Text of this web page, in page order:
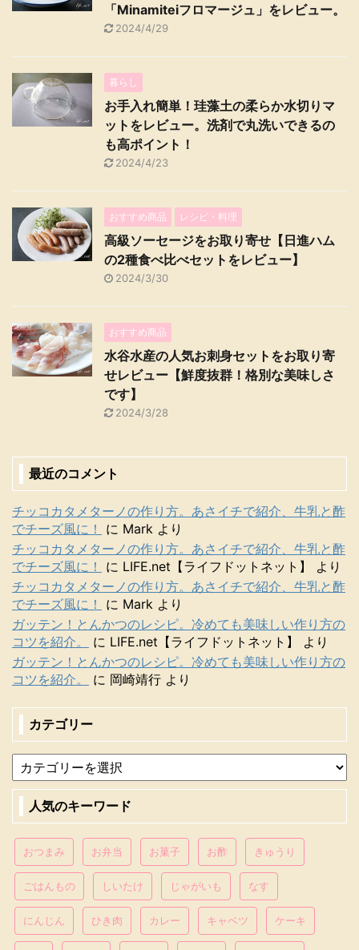
「Minamiteiフロマージュ」をレビュー。
2024/4/29
暮らし
お手入れ簡単！珪藻土の柔らか水切りマ
ットをレビュー。洗剤で丸洗いできるの
も高ポイント！
2024/4/23
おすすめ商品 レシピ・料理
高級ソーセージをお取り寄せ【日進ハム
の2種食べ比べセットをレビュー】
2024/3/30
おすすめ商品
水谷水産の人気お刺身セットをお取り寄
せレビュー【鮮度抜群！格別な美味しさ
です】
2024/3/28
最近のコメント
チッコカタメターノの作り方。あさイチで紹介、牛乳と酢
でチーズ風に！
に Mark より
チッコカタメターノの作り方。あさイチで紹介、牛乳と酢
でチーズ風に！
に LIFE.net【ライフドットネット】
より
チッコカタメターノの作り方。あさイチで紹介、牛乳と酢
でチーズ風に！
に Mark より
ガッテン！とんかつのレシピ。冷めても美味しい作り方の
コツを紹介。
に LIFE.net【ライフドットネット】
より
ガッテン！とんかつのレシピ。冷めても美味しい作り方の
コツを紹介。
に 岡崎靖行 より
カテゴリー
人気のキーワード
おつまみ お弁当 お菓子 お酢 きゅうり
ごはんもの しいたけ じゃがいも なす
にんじん ひき肉 カレー キャベツ ケーキ